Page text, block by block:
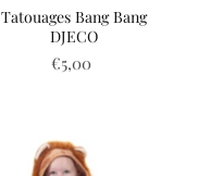
Tatouages Bang Bang
DJECO
€5,00